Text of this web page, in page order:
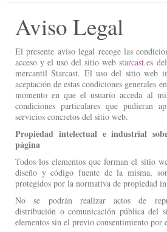
Aviso Legal
El presente aviso legal recoge las
acceso y el uso del sitio web starcast.es
mercantil Starcast. El uso del sitio web
aceptación de estas condiciones generales
momento en que el usuario acceda al
condiciones particulares que pudieran
servicios concretos del sitio web.
Propiedad intelectual e industrial
página
Todos los elementos que forman el sitio
diseño y código fuente de la misma,
protegidos por la normativa de propiedad
No se podrán realizar actos de
distribución o comunicación pública del
elementos sin el previo consentimiento por